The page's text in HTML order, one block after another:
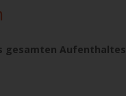
gesamten Aufenthaltes